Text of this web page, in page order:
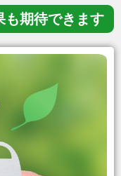
も期待できます